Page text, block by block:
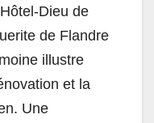
Dieu de
de Flandre
illustre
et la
Une